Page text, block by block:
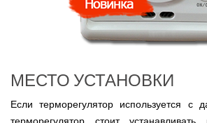
МЕСТО УСТАНОВКИ
Если терморегулятор используется с